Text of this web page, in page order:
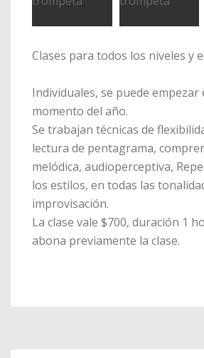
Clases para todos los niveles y
Individuales, se puede empezar
momento del año.
Se trabajan técnicas de
lectura de pentagrama,
melódica, audioperceptiva,
los estilos, en todas las
improvisación.
La clase vale $700, duración 1
abona previamente la clase.